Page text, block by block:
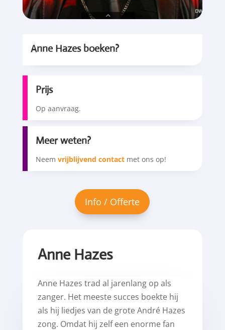
Anne Hazes boeken?
Prijs
Op aanvraag.
Meer weten?
Neem vrijblijvend contactmet ons op!
Anne Hazes
Anne Hazes trad al jarenlang op als
zanger. Het meeste succes boekte hij
als hij liedjes van de grote André Hazes
zong. Omdat hij zelf een enorme fan